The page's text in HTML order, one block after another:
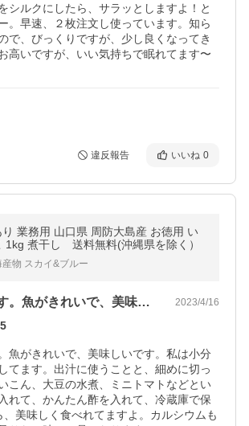
シルクにしたら、サラッとしますよ！と
。早速、２枚注文し使っています。知ら
で、びっくりですが、少し良くなってき
高いですが、いい気持ちで眠れてます〜
違反報告 いいね 0
り 業務用 山口県 周防大島産 お徳用 い
1kg 煮干し 送料無料(沖縄県を除く）
産物 スカイ&ブルー
今回２回めです。魚がきれいで、美味しい… 2023/4/16
5
魚がきれいで、美味しいです。私は小分
てます。出汁に使うことと、細めに切っ
こん、大豆の水煮、ミニトマトなどとい
れて、かんたん酢を入れて、冷蔵庫で保
美味しく食べれてますよ。カルシウムも